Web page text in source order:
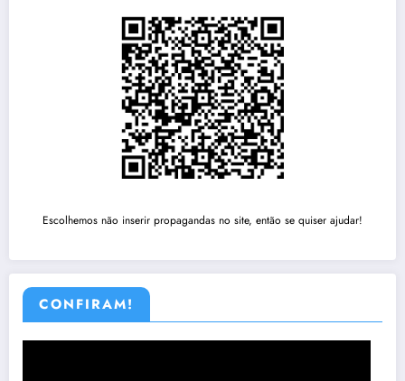
Escolhemos não inserir propagandas no site, então se quiser ajudar!
CONFIRAM!